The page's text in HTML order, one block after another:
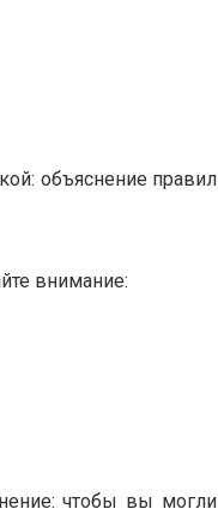
объяснение правил
внимание:
чтобы вы могли